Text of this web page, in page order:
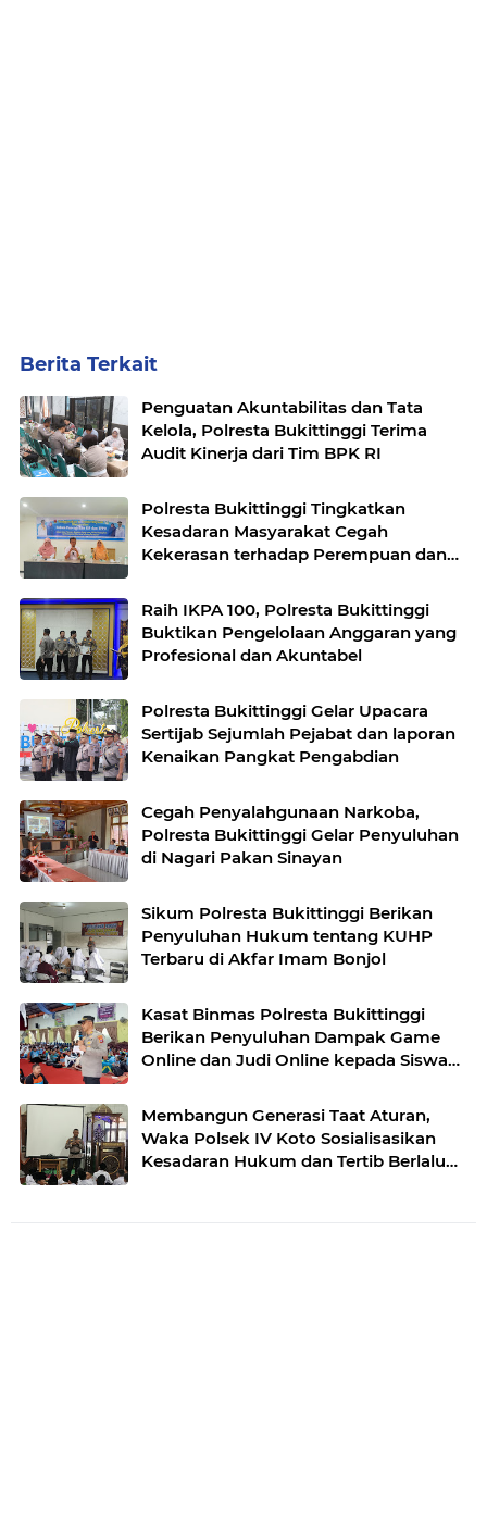
Berita Terkait
Penguatan Akuntabilitas dan Tata
Kelola, Polresta Bukittinggi Terima
Audit Kinerja dari Tim BPK RI
Polresta Bukittinggi Tingkatkan
Kesadaran Masyarakat Cegah
Kekerasan terhadap Perempuan dan
Raih IKPA 100, Polresta Bukittinggi
Buktikan Pengelolaan Anggaran yang
Profesional dan Akuntabel
Polresta Bukittinggi Gelar Upacara
Sertijab Sejumlah Pejabat dan laporan
Kenaikan Pangkat Pengabdian
Cegah Penyalahgunaan Narkoba,
Polresta Bukittinggi Gelar Penyuluhan
di Nagari Pakan Sinayan
Sikum Polresta Bukittinggi Berikan
Penyuluhan Hukum tentang KUHP
Terbaru di Akfar Imam Bonjol
Kasat Binmas Polresta Bukittinggi
Berikan Penyuluhan Dampak Game
Online dan Judi Online kepada Siswa
Membangun Generasi Taat Aturan,
Waka Polsek IV Koto Sosialisasikan
Kesadaran Hukum dan Tertib Berlalu